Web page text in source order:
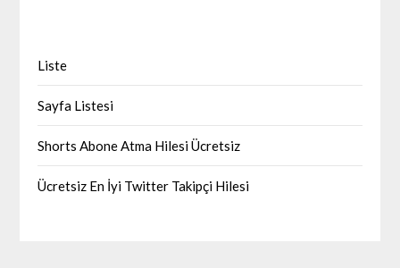
Liste
Sayfa Listesi
Shorts Abone Atma Hilesi Ücretsiz
Ücretsiz En İyi Twitter Takipçi Hilesi